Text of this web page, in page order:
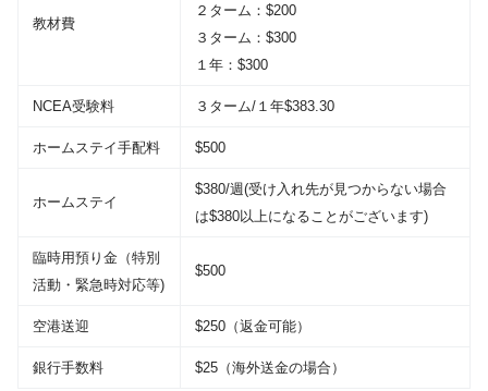
教材費
２ターム：$200
３ターム：$300
１年：$300
NCEA受験料 ３ターム/１年$383.30
ホームステイ手配料 $500
ホームステイ
$380/週(受け入れ先が見つからない場合
は$380以上になることがございます)
臨時用預り金（特別
活動・緊急時対応等)
$500
空港送迎 $250（返金可能）
銀行手数料 $25（海外送金の場合）